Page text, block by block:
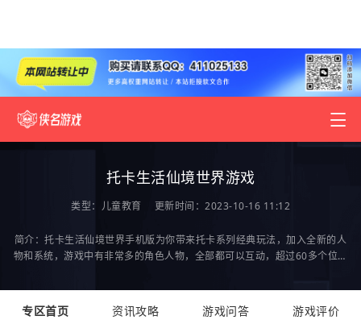
托卡生活仙境世界游戏
类型： 儿童教育 更新时间：2023-10-16 11:12
简介：托卡生活仙境世界手机版为你带来托卡系列经典玩法，加入全新的人
物和系统，游戏中有非常多的角色人物，全部都可以互动，超过60多个位置
专区首页 资讯攻略 游戏问答 游戏评价